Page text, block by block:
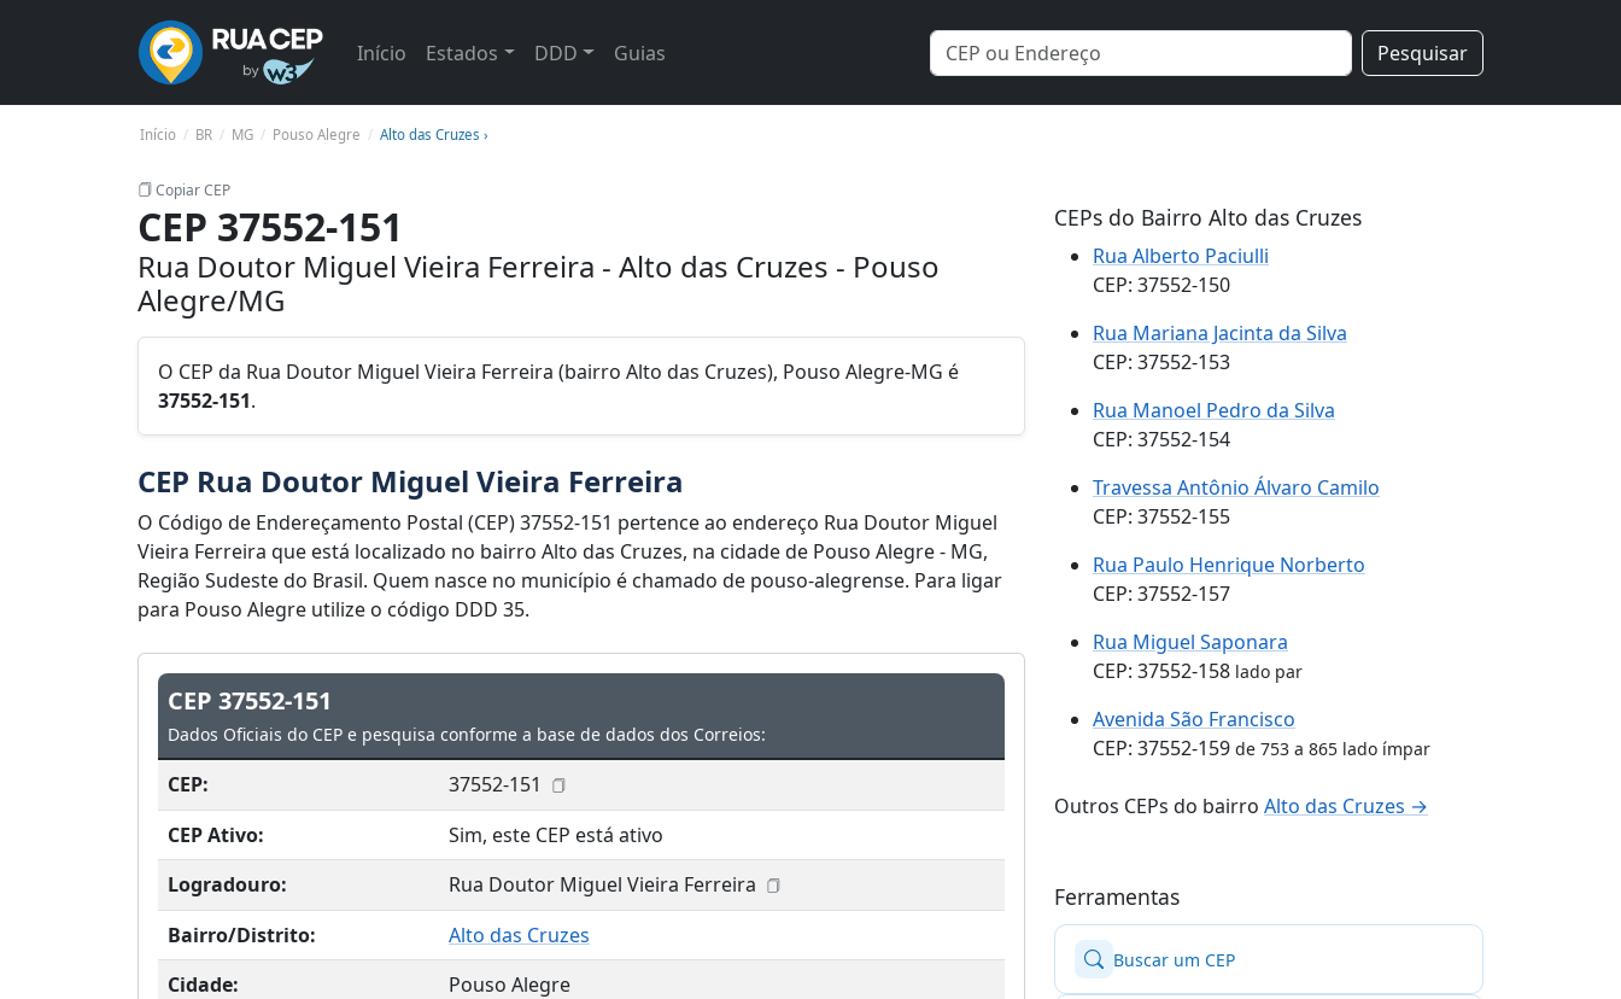
Início Estados DDD Guias Pesquisar
Início BR MG Pouso Alegre Alto das Cruzes ›
Copiar CEP
CEP 37552-151
Rua Doutor Miguel Vieira Ferreira - Alto das Cruzes - Pouso
Alegre/MG
O CEP da Rua Doutor Miguel Vieira Ferreira (bairro Alto das Cruzes), Pouso Alegre-MG é
37552-151.
CEP Rua Doutor Miguel Vieira Ferreira
O Código de Endereçamento Postal (CEP) 37552-151 pertence ao endereço Rua Doutor Miguel
Vieira Ferreira que está localizado no bairro Alto das Cruzes, na cidade de Pouso Alegre - MG,
Região Sudeste do Brasil. Quem nasce no município é chamado de pouso-alegrense. Para ligar
para Pouso Alegre utilize o código DDD 35.
CEP 37552-151
Dados Oficiais do CEP e pesquisa conforme a base de dados dos Correios:
CEP:
37552-151
CEP Ativo:
Sim, este CEP está ativo
Logradouro:
Rua Doutor Miguel Vieira Ferreira
Bairro/Distrito:
Alto das Cruzes
Cidade:
Pouso Alegre
CEPs do Bairro Alto das Cruzes
Rua Alberto Paciulli
CEP: 37552-150
Rua Mariana Jacinta da Silva
CEP: 37552-153
Rua Manoel Pedro da Silva
CEP: 37552-154
Travessa Antônio Álvaro Camilo
CEP: 37552-155
Rua Paulo Henrique Norberto
CEP: 37552-157
Rua Miguel Saponara
CEP: 37552-158 lado par
Avenida São Francisco
CEP: 37552-159 de 753 a 865 lado ímpar
Outros CEPs do bairro Alto das Cruzes →
Ferramentas
Buscar um CEP